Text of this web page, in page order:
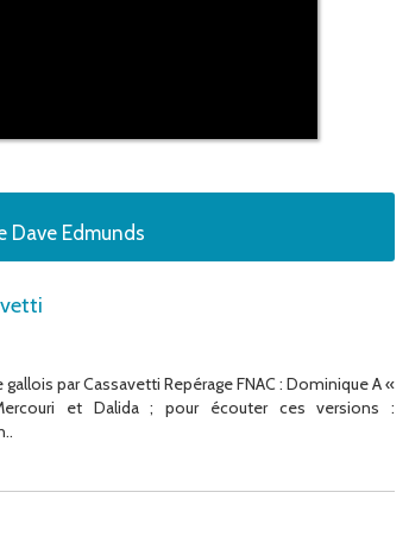
Dave Edmunds
par Cassavetti Repérage FNAC : Dominique A «
et Dalida ; pour écouter ces versions :